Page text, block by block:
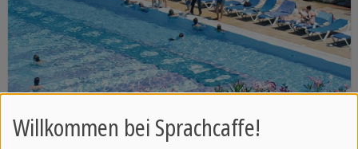
Willkommen bei Sprachcaffe!